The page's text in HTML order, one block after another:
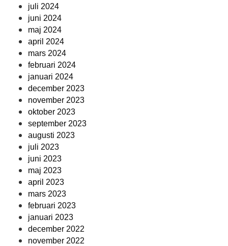
juli 2024
juni 2024
maj 2024
april 2024
mars 2024
februari 2024
januari 2024
december 2023
november 2023
oktober 2023
september 2023
augusti 2023
juli 2023
juni 2023
maj 2023
april 2023
mars 2023
februari 2023
januari 2023
december 2022
november 2022